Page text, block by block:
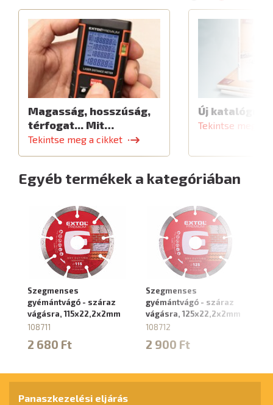
Magasság, hosszúság,
térfogat... Mit…
Tekintse meg a cikket
Új katalógus
Tekintse meg a
Egyéb termékek a kategóriában
Szegmenses
gyémántvágó - száraz
vágásra, 115x22,2x2mm
108711
2 680 Ft
Szegmenses
gyémántvágó - száraz
vágásra, 125x22,2x2mm
108712
2 900 Ft
Panaszkezelési eljárás